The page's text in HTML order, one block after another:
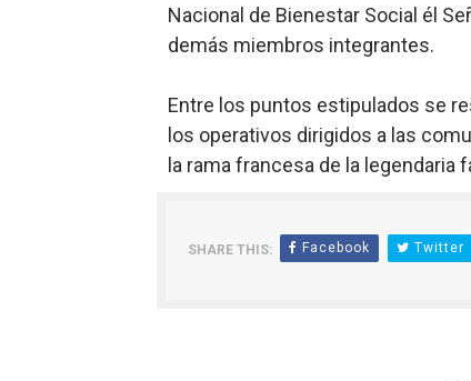
Nacional de Bienestar Social él
demás miembros integrantes.
Entre los puntos estipulados se
los operativos dirigidos a las
la rama francesa de la legendaria
SHARE THIS: Facebook Twitter